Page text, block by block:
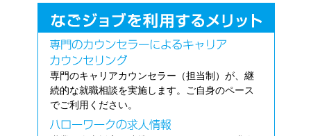
専門のキャリアカウンセラー（担当制）が、継
続的な就職相談を実施します。ご自身のペース
でご利用ください。